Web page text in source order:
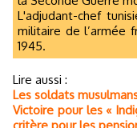
L'adjudant-chef
militaire de l’armée
1945.
Lire aussi :
Les soldats
Victoire pour les «